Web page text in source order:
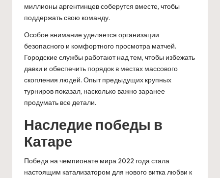
миллионы аргентинцев соберутся вместе, чтобы
поддержать свою команду.
Особое внимание уделяется организации
безопасного и комфортного просмотра матчей.
Городские службы работают над тем, чтобы избежать
давки и обеспечить порядок в местах массового
скопления людей. Опыт предыдущих крупных
турниров показал, насколько важно заранее
продумать все детали.
Наследие победы в
Катаре
Победа на чемпионате мира 2022 года стала
настоящим катализатором для нового витка любви к